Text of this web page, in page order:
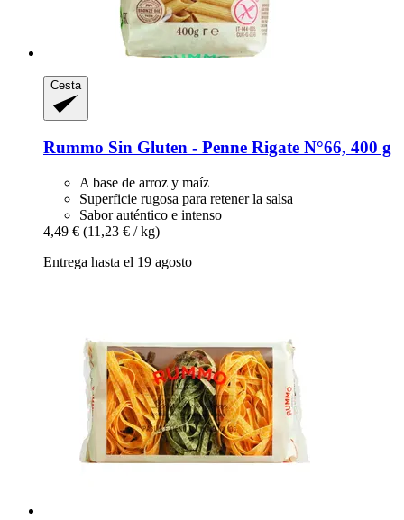
Cesta
Rummo Sin Gluten -​ Penne Rigate N°66, 400 g
A base de arroz y maíz
Superficie rugosa para retener la salsa
Sabor auténtico e intenso
4,49 € (11,23 € / kg)
Entrega hasta el 19 agosto